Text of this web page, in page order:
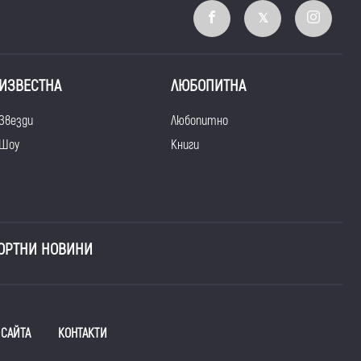
ЛЮБОПИТНА
Любопитно
Книги
НОВИНИ
КОНТАКТИ